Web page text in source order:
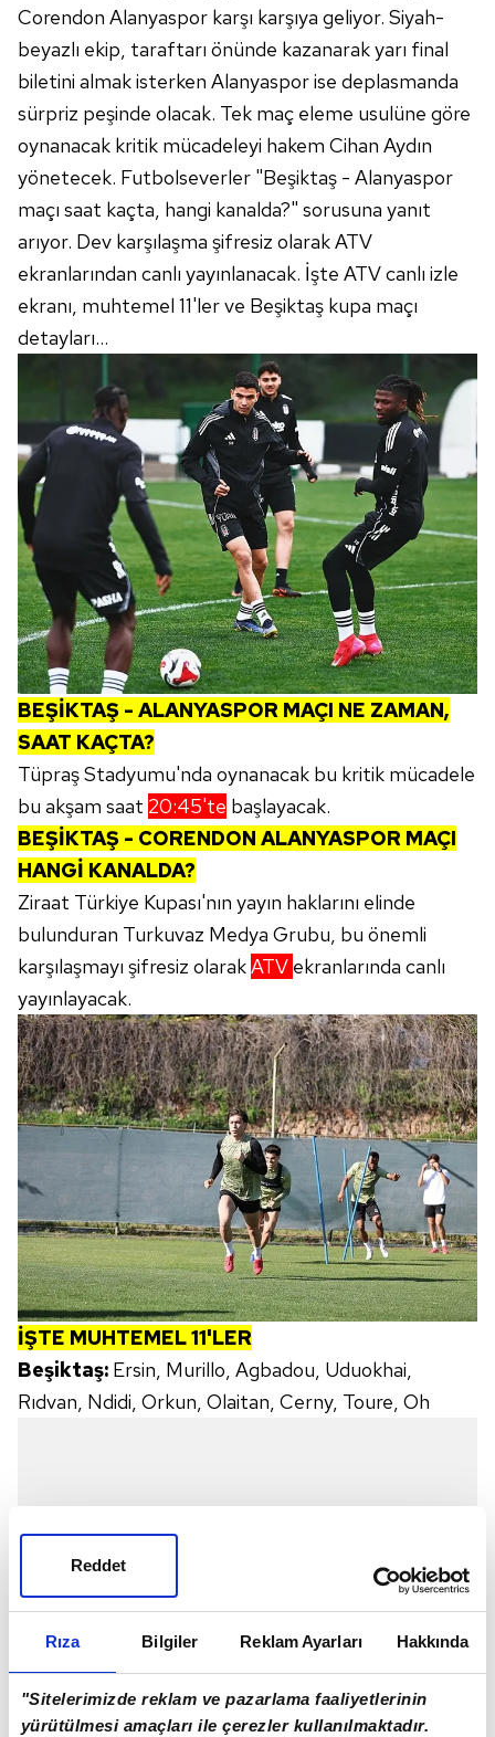
Rıza Bilgiler Reklam Ayarları Hakkında
"Sitelerimizde reklam ve pazarlama faaliyetlerinin
yürütülmesi amaçları ile çerezler kullanılmaktadır.
Reddet
Corendon Alanyaspor karşı karşıya geliyor. Siyah-
beyazlı ekip, taraftarı önünde kazanarak yarı final
biletini almak isterken Alanyaspor ise deplasmanda
sürpriz peşinde olacak. Tek maç eleme usulüne göre
oynanacak kritik mücadeleyi hakem Cihan Aydın
yönetecek. Futbolseverler "Beşiktaş - Alanyaspor
maçı saat kaçta, hangi kanalda?" sorusuna yanıt
arıyor. Dev karşılaşma şifresiz olarak ATV
ekranlarından canlı yayınlanacak. İşte ATV canlı izle
ekranı, muhtemel 11'ler ve Beşiktaş kupa maçı
detayları...
BEŞİKTAŞ - ALANYASPOR MAÇI NE ZAMAN,
SAAT KAÇTA?
Tüpraş Stadyumu'nda oynanacak bu kritik mücadele
bu akşam saat 20:45'te başlayacak.
BEŞİKTAŞ - CORENDON ALANYASPOR MAÇI
HANGİ KANALDA?
Ziraat Türkiye Kupası'nın yayın haklarını elinde
bulunduran Turkuvaz Medya Grubu, bu önemli
karşılaşmayı şifresiz olarakATV ekranlarında canlı
yayınlayacak.
İŞTE MUHTEMEL 11'LER
Beşiktaş: Ersin, Murillo, Agbadou, Uduokhai,
Rıdvan, Ndidi, Orkun, Olaitan, Cerny, Toure, Oh